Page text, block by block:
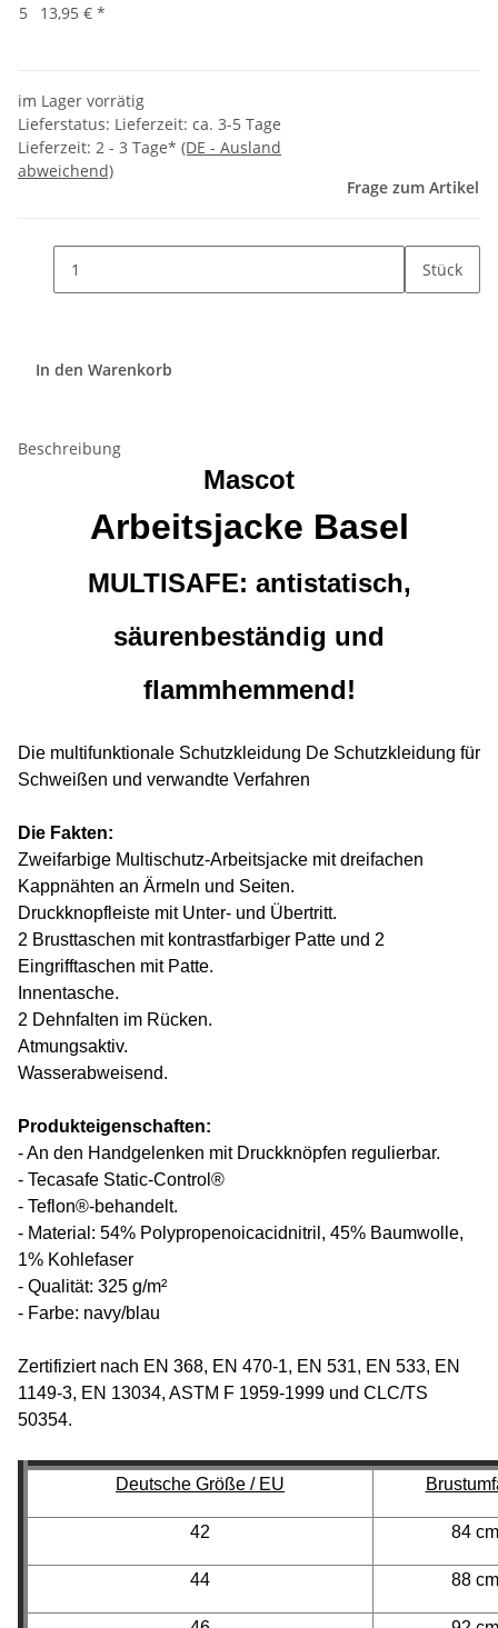
5
13,95 € *
im Lager vorrätig
Lieferstatus: Lieferzeit: ca. 3-5 Tage
Lieferzeit: 2 - 3 Tage* (DE - Ausland
abweichend)
Frage zum Artikel
Stück
In den Warenkorb
Beschreibung
Mascot
Arbeitsjacke Basel
MULTISAFE: antistatisch,
säurenbeständig und
flammhemmend!
Die multifunktionale Schutzkleidung De Schutzkleidung für
Schweißen und verwandte Verfahren
Die Fakten:
Zweifarbige Multischutz-Arbeitsjacke mit dreifachen
Kappnähten an Ärmeln und Seiten.
Druckknopfleiste mit Unter- und Übertritt.
2 Brusttaschen mit kontrastfarbiger Patte und 2
Eingrifftaschen mit Patte.
Innentasche.
2 Dehnfalten im Rücken.
Atmungsaktiv.
Wasserabweisend.
Produkteigenschaften:
- An den Handgelenken mit Druckknöpfen regulierbar.
- Tecasafe Static-Control®
- Teflon®-behandelt.
- Material: 54% Polypropenoicacidnitril, 45% Baumwolle,
1% Kohlefaser
- Qualität: 325 g/m²
- Farbe: navy/blau
Zertifiziert nach EN 368, EN 470-1, EN 531, EN 533, EN
1149-3, EN 13034, ASTM F 1959-1999 und CLC/TS
50354.
Deutsche Größe / EU
42 84 cm
44 88 cm